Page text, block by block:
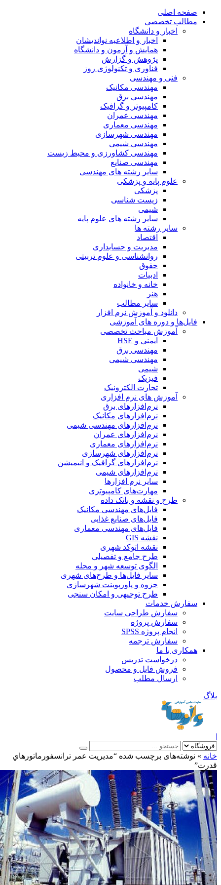
صفحه اصلی
مطالب تخصصی
اخبار و دانشگاه
اخبار و اطلاعیه نواندیشان
همایش و آزمون و دانشگاه
پژوهش و گزارش
فناوری و تکنولوژی روز
فنی و مهندسی
مهندسی مکانیک
مهندسی برق
کامپیوتر و گرافیک
مهندسی عمران
مهندسی معماری
مهندسی شهرسازی
مهندسی شیمی
مهندسی کشاورزی و محیط زیست
مهندسی صنایع
سایر رشته های مهندسی
علوم پایه و پزشکی
پزشکی
زیست شناسی
شیمی
سایر رشته های علوم پایه
سایر رشته ها
اقتصاد
مدیریت و حسابداری
روانشناسی و علوم تربیتی
حقوق
ادبیات
خانه و خانواده
هنر
سایر مطالب
دانلود و آموزش نرم افزار
فایل‌ها و دوره های آموزشی
آموزش مباحث تخصصی
ایمنی و HSE
مهندسی برق
مهندسی شیمی
شیمی
فیزیک
تجارت الکترونیک
آموزش های نرم افزاری
نرم‌افزارهای برق
نرم‌افزارهای مکانیک
نرم‌افزارهای مهندسی شیمی
نرم‌افزارهای عمران
نرم‌افزارهای معماری
نرم‌افزارهای شهرسازی
نرم‌افزارهای گرافیک و انیمیشن
نرم‌افزارهای شیمی
سایر نرم افزارها
مهارت‌های کامپیوتری
طرح و نقشه و بانک داده
فایل‌های مهندسی مکانیک
فایل‌های صنایع غذایی
فایل‌های مهندسی معماری
نقشه GIS
نقشه اتوکد شهری
طرح جامع و تفصیلی
الگوی توسعه شهر و محله
سایر فایل‌ها و طرح‌های شهری
جزوه و پاورپوینت شهرسازی
طرح توجیهی و امکان سنجی
سفارش خدمات
سفارش طراحی سایت
سفارش پروژه
انجام پروژه SPSS
سفارش ترجمه
همکاری با ما
درخواست تدریس
فروش فایل و محصول
ارسال مطلب
»نوشته‌های برچسب شده “مديريت عمر ترانسفورماتورهاي